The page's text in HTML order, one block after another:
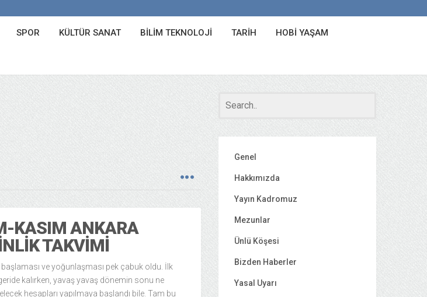
SPOR KÜLTÜR SANAT BILIM TEKNOLOJI TARIH HOBI YAŞAM
KASIM ANKARA
TAKVIMI
ve yoğunlaşması pek çabuk oldu. İlk
kalırken, yavaş yavaş dönemin sonu ne
hesapları yapılmaya başlandı bile. Tam bu
Genel
Hakkımızda
Yayın Kadromuz
Mezunlar
Ünlü Köşesi
Bizden Haberler
Yasal Uyarı